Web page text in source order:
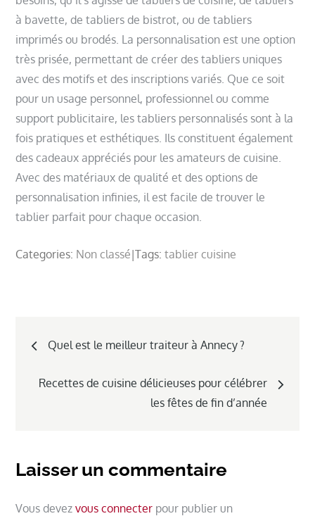
à bavette, de tabliers de bistrot, ou de tabliers
imprimés ou brodés. La personnalisation est une option
très prisée, permettant de créer des tabliers uniques
avec des motifs et des inscriptions variés. Que ce soit
pour un usage personnel, professionnel ou comme
support publicitaire, les tabliers personnalisés sont à la
fois pratiques et esthétiques. Ils constituent également
des cadeaux appréciés pour les amateurs de cuisine.
Avec des matériaux de qualité et des options de
personnalisation infinies, il est facile de trouver le
tablier parfait pour chaque occasion.
Categories: Non classé Tags:tablier cuisine
Navigation
Quel est le meilleur traiteur à Annecy ?
Recettes de cuisine délicieuses pour célébrer
les fêtes de fin d’année
Laisser un commentaire
Vous devezvous connecter pour publier un